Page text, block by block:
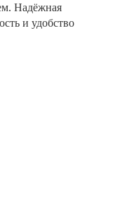
Надёжная
и удобство